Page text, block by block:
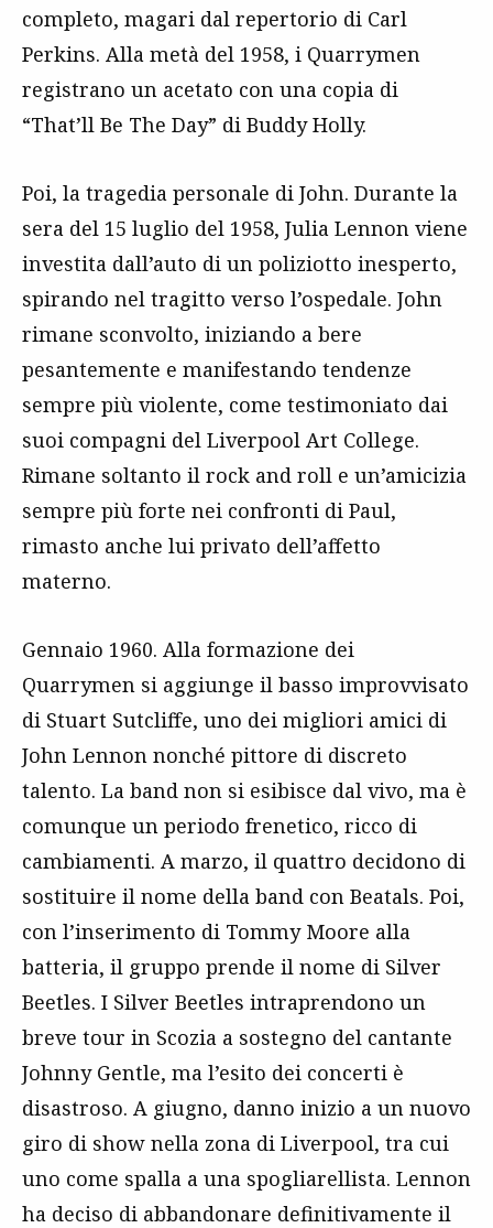
completo, magari dal repertorio di Carl
Perkins. Alla metà del 1958, i Quarrymen
registrano un acetato con una copia di
“That’ll Be The Day” di Buddy Holly.
Poi, la tragedia personale di John. Durante la
sera del 15 luglio del 1958, Julia Lennon viene
investita dall’auto di un poliziotto inesperto,
spirando nel tragitto verso l’ospedale. John
rimane sconvolto, iniziando a bere
pesantemente e manifestando tendenze
sempre più violente, come testimoniato dai
suoi compagni del Liverpool Art College.
Rimane soltanto il rock and roll e un’amicizia
sempre più forte nei confronti di Paul,
rimasto anche lui privato dell’affetto
materno.
Gennaio 1960. Alla formazione dei
Quarrymen si aggiunge il basso improvvisato
di Stuart Sutcliffe, uno dei migliori amici di
John Lennon nonché pittore di discreto
talento. La band non si esibisce dal vivo, ma è
comunque un periodo frenetico, ricco di
cambiamenti. A marzo, il quattro decidono di
sostituire il nome della band con Beatals. Poi,
con l’inserimento di Tommy Moore alla
batteria, il gruppo prende il nome di Silver
Beetles. I Silver Beetles intraprendono un
breve tour in Scozia a sostegno del cantante
Johnny Gentle, ma l’esito dei concerti è
disastroso. A giugno, danno inizio a un nuovo
giro di show nella zona di Liverpool, tra cui
uno come spalla a una spogliarellista. Lennon
ha deciso di abbandonare definitivamente il